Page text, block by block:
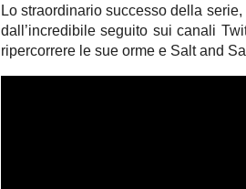
Lo straordinario successo della
dall’incredibile seguito sui canali
ripercorrere le sue orme e Salt and